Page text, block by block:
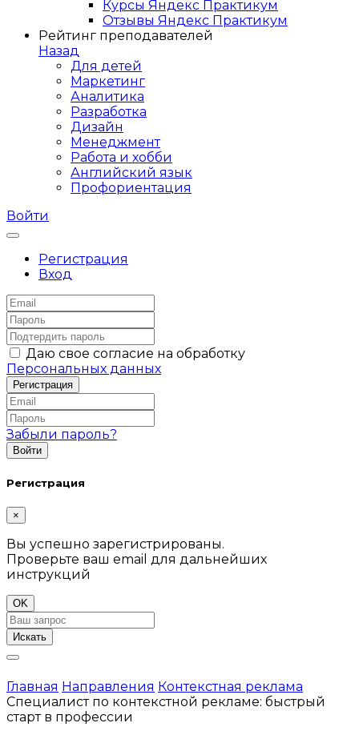
Курсы Яндекс Практикум
Отзывы Яндекс Практикум
Рейтинг преподавателей
Назад
Для детей
Маркетинг
Аналитика
Разработка
Дизайн
Менеджмент
Работа и хобби
Английский язык
Профориентация
Войти
Регистрация
Вход
Даю свое согласие на обработку
Персональных данных
Забыли пароль?
Регистрация
×
Вы успешно зарегистрированы.
Проверьте ваш email для дальнейших
инструкций
OK
Искать
Главная Направления Контекстная реклама
Специалист по контекстной рекламе: быстрый
старт в профессии